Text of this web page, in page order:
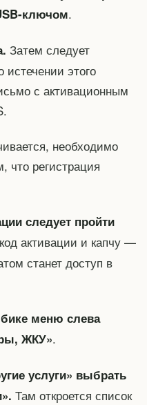
ключом.
Затем следует
этого
с активационным
необходимо
что регистрация
следует пройти
активации и капчу —
станет доступ в
меню слева
ЖКУ».
услуги» выбрать
Там откроется список